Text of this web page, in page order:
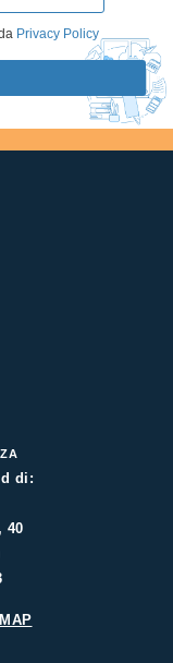
Privacy Policy
di:
40